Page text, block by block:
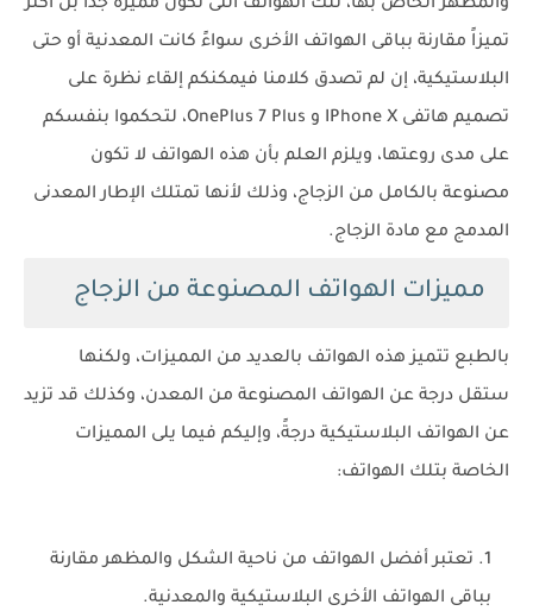
والمظهر الخاص بها، تلك الهواتف التى تكون مميزة جداً بل أكثر
تميزاً مقارنة بباقى الهواتف الأخرى سواءً كانت المعدنية أو حتى
البلاستيكية، إن لم تصدق كلامنا فيمكنكم إلقاء نظرة على
تصميم هاتفى IPhone X و OnePlus 7 Plus، لتحكموا بنفسكم
على مدى روعتها، ويلزم العلم بأن هذه الهواتف لا تكون
مصنوعة بالكامل من الزجاج، وذلك لأنها تمتلك الإطار المعدنى
المدمج مع مادة الزجاج.
مميزات الهواتف المصنوعة من الزجاج
بالطبع تتميز هذه الهواتف بالعديد من المميزات، ولكنها
ستقل درجة عن الهواتف المصنوعة من المعدن، وكذلك قد تزيد
عن الهواتف البلاستيكية درجةً، وإليكم فيما يلى المميزات
الخاصة بتلك الهواتف:
تعتبر أفضل الهواتف من ناحية الشكل والمظهر مقارنة
بباقى الهواتف الأخرى البلاستيكية والمعدنية.